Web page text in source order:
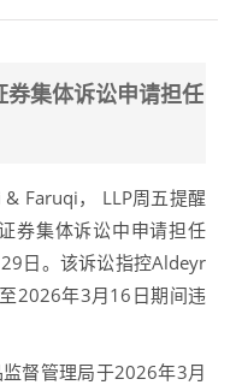
集体诉讼申请担任
Faruqi， LLP周五提醒
券集体诉讼中申请担任
日。该诉讼指控Aldeyr
2026年3月16日期间违
督管理局于2026年3月